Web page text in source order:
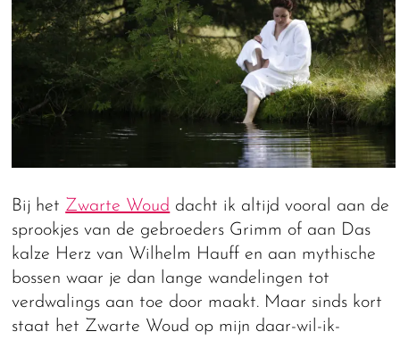
Bij het Zwarte Woud dacht ik altijd vooral aan de
sprookjes van de gebroeders Grimm of aan Das
kalze Herz van Wilhelm Hauff en aan mythische
bossen waar je dan lange wandelingen tot
verdwalings aan toe door maakt. Maar sinds kort
staat het Zwarte Woud op mijn daar-wil-ik-